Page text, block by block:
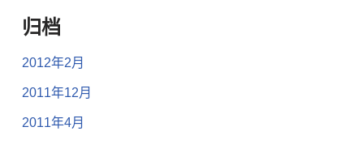
归档
2012年2月
2011年12月
2011年4月